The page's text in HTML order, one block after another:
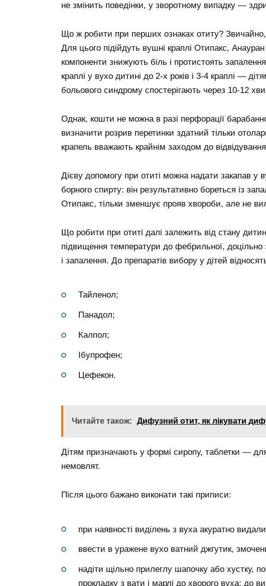
не змінить поведінки, у зворотному випадку —
Що ж робити при перших ознаках отиту?
Для цього підійдуть вушні краплі Отипакс,
компоненти знижують біль і протистоять
краплі у вухо дитині до 2-х років і 3-4 краплі —
больового синдрому спостерігають через 10-12
Однак, кошти не можна в разі перфорації
визначити розрив перетинки здатний тільки
крапель вважають крайнім заходом до відвідування
Дієву допомогу при отиті можна надати закапав у
борного спирту: він результативно бореться із
Отипакс, тільки зменшує прояв хвороби, але не
Що робити при отиті далі залежить від стану
підвищення температури до фебрильної,
і запалення. До препаратів вибору у дітей
Тайленол;
Панадол;
Калпол;
Ібупрофен;
Цефекон.
Читайте також: Дифузний отит, як лікувати
Дітям призначають у формі сиропу, таблетки — для
немовлят.
Після цього бажано виконати такі приписи:
при наявності виділень з вуха акуратно
ввести в уражене вухо ватний джгутик,
надіти щільно прилеглу шапочку або хустку,
прокладку з вати і марлі до хворого вуха; до